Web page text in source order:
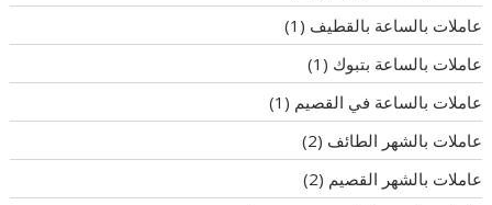
عاملات بالساعة بالقطيف (1)
عاملات بالساعة بتبوك (1)
عاملات بالساعة في القصيم (1)
عاملات بالشهر الطائف (2)
عاملات بالشهر القصيم (2)